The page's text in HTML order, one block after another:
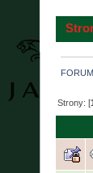
Strony: [